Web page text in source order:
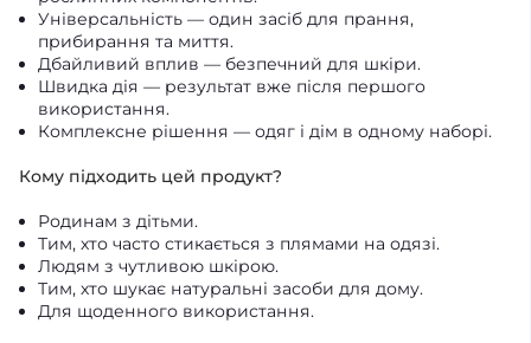
Універсальність — один засіб для прання,
прибирання та миття.
Дбайливий вплив — безпечний для шкіри.
Швидка дія — результат вже після першого
використання.
Комплексне рішення — одяг і дім в одному наборі.
Кому підходить цей продукт?
Родинам з дітьми.
Тим, хто часто стикається з плямами на одязі.
Людям з чутливою шкірою.
Тим, хто шукає натуральні засоби для дому.
Для щоденного використання.